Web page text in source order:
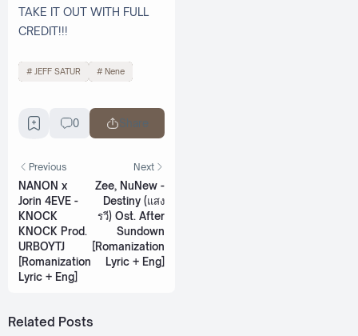
TAKE IT OUT WITH FULL
CREDIT!!!
JEFF SATUR Nene
0 Share
Previous
NANON x
Jorin 4EVE -
KNOCK
KNOCK Prod.
URBOYTJ
[Romanization
Lyric + Eng]
Next
Zee, NuNew -
Destiny (แสง
รวี) Ost. After
Sundown
[Romanization
Lyric + Eng]
Related Posts